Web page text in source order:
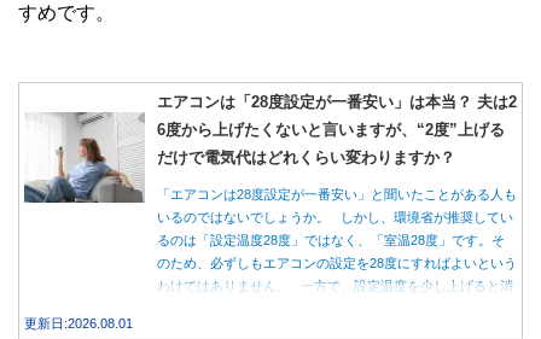
すめです。
エアコンは「28度設定が一番安い」は本当？ 夫は2
6度から上げたくないと言いますが、“2度”上げる
だけで電気代はどれくらい変わりますか？
「エアコンは28度設定が一番安い」と聞いたことがある人も
いるのではないでしょうか。 しかし、環境省が推奨してい
るのは「設定温度28度」ではなく、「室温28度」です。そ
のため、必ずしもエアコンの設定を28度にすればよいという
わけではありません。 一方で、設定温度を少し上げると消
更新日:2026.08.01